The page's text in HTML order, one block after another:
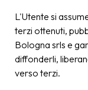
L'Utente si
terzi ottenuti,
Bologna srls e
diffonderli,
verso terzi.